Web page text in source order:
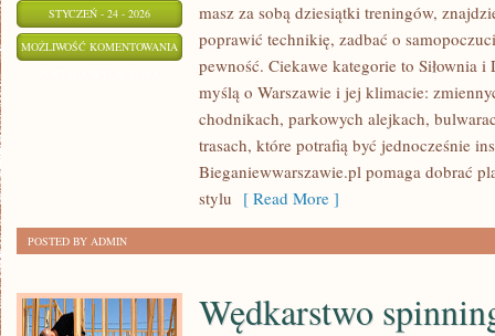
STYCZEŃ - 24 - 2026
MOŻLIWOŚĆ KOMENTOWANIA TRENING
INTERWAŁOWY
(HIIT)
masz za sobą dziesiątki treningów,
poprawić technikię, zadbać o
pewność. Ciekawe kategorie to Siłownia i
myślą o Warszawie i jej klimacie:
chodnikach, parkowych alejkach,
trasach, które potrafią być jednocześnie
Bieganiewwarszawie.pl pomaga dobrać
stylu [ Read More ]
POSTED BY ADMIN
Wędkarstwo